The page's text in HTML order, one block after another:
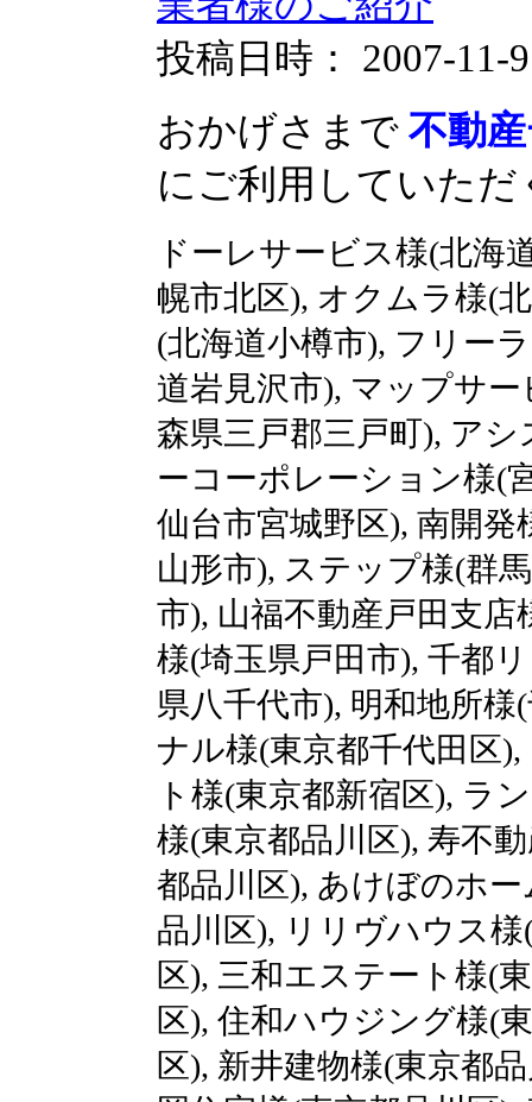
投稿日時： 2007-11-
おかげさまで 不動
にご利用していた
ドーレサービス様(北海
幌市北区), オクムラ様(
(北海道小樽市), フリー
道岩見沢市), マップサ
森県三戸郡三戸町), ア
ーコーポレーション様(
仙台市宮城野区), 南開
山形市), ステップ様(群
市), 山福不動産戸田支
様(埼玉県戸田市), 千都
県八千代市), 明和地所
ナル様(東京都千代田区
ト様(東京都新宿区), ラ
様(東京都品川区), 寿不
都品川区), あけぼのホ
品川区), リリヴハウス
区), 三和エステート様(
区), 住和ハウジング様(
区), 新井建物様(東京都